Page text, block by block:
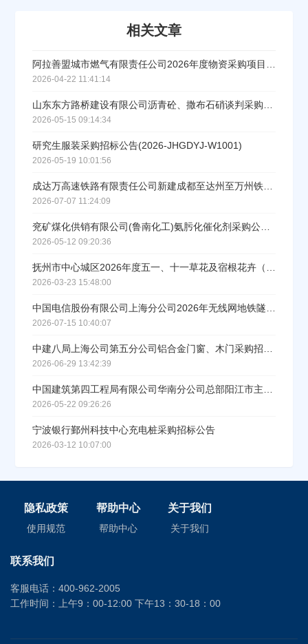
相关文章
阿拉善盟城市燃气有限责任公司2026年度物资采购项目招标公告
2026-04-22 11:41:14
山东东方路桥建设有限公司沥青砼、撒布石硝谈判采购招标公告
2026-05-15 09:14:34
研究生服装采购招标公告(2026-JHGDYJ-W1001)
2026-05-19 10:01:56
成达万高速铁路有限责任公司新建成都至达州至万州铁路建管甲供物资第十三批次上承式梁端伸缩装置招标公告
2026-07-07 11:24:09
兖矿煤化供销有限公司(鲁南化工)氨肟化催化剂采购公开招标招标公告
2026-05-12 09:20:36
抚州市中心城区2026年度五一、十一草花及宿根花卉（含草花专用物资）采购项目
2026-03-23 15:48:00
中国电信股份有限公司上海分公司​2026年无线网地铁隧道覆盖配套非集采电力电缆公开招标公告
2026-07-15 10:40:07
中建八局上海公司第五分公司铝合金门窗、木门采购招标公告
2026-06-29 13:42:39
中国建筑第四工程局有限公司华南分公司总部阳江市主平台产业新空间项目（二期）勘察设计施工总承包工程项目波纹管及化粪池采购公告
2026-05-22 09:26:26
宁波银行鄞州科技中心充电桩采购招标公告
2026-03-12 10:07:00
隐私政策
使用规范
帮助中心
帮助中心
关于我们
关于我们
联系我们
客服电话：400-962-2005
工作时间：上午9：00-12:00 下午13：30-18：00